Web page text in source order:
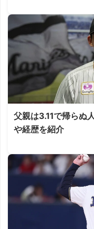
父親は3.11で帰らぬ
や経歴を紹介